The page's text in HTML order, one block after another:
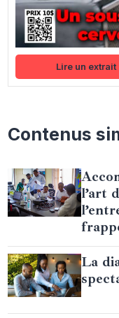
Lire un extrait
Contenus
l’art
La